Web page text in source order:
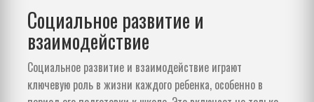
Социальное развитие и
взаимодействие
Социальное развитие и взаимодействие играют
ключевую роль в жизни каждого ребенка, особенно в